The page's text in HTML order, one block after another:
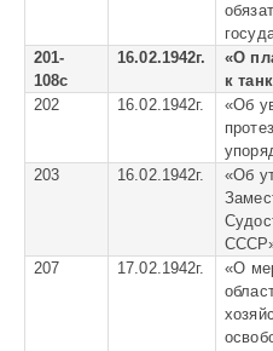
201-
108с
16.02.1942г.
«О
к
202
16.02.1942г. «Об
203
16.02.1942г. «Об
207
17.02.1942г. «О